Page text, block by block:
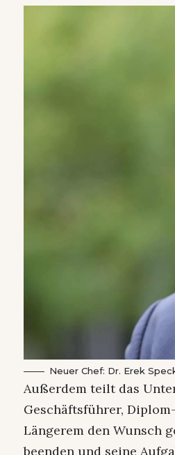
Neuer Chef: Dr. Erek
Außerdem teilt das
Geschäftsführer,
Längerem den Wunsch
beenden und seine